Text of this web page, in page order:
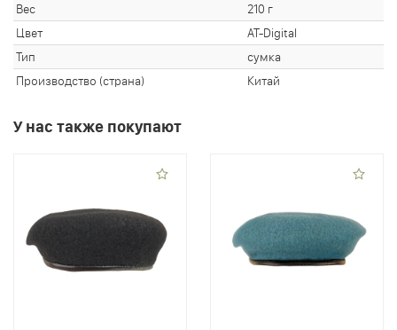
Вес
210 г
Цвет
AT-Digital
Тип
сумка
Производство (страна)
Китай
У нас также покупают